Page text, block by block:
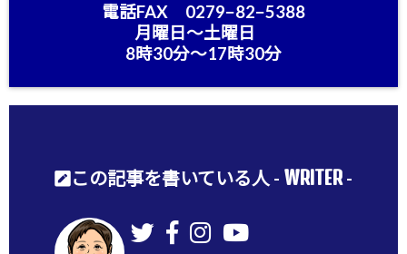
電話FAX 0279−82−5388
月曜日〜土曜日
8時30分〜17時30分
この記事を書いている人 - WRITER-